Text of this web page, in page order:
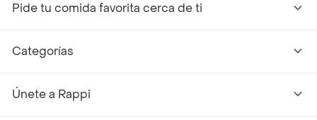
Pide tu comida favorita cerca de ti
Categorías
Únete a Rappi